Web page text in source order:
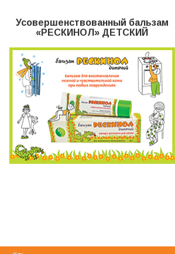
Усовершенствованный бальзам
«РЕСКИНОЛ» ДЕТСКИЙ